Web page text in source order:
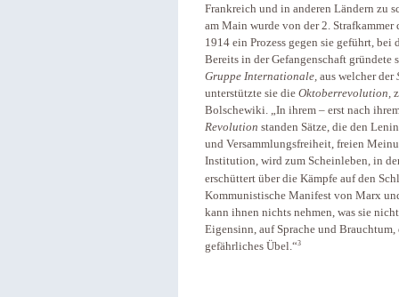
Frankreich und in anderen Ländern zu
am Main wurde von der 2.
1914 ein Prozess gegen sie geführt,
Bereits in der Gefangenschaft
Gruppe Internationale, aus welcher der
unterstützte sie die Oktoberrevolution,
Bolschewiki. „In ihrem – erst nach
Revolution standen Sätze, die den
und Versammlungsfreiheit, freien
Institution, wird zum Scheinleben, in
erschüttert über die Kämpfe auf den
Kommunistische Manifest von Marx
kann ihnen nichts nehmen, was sie
Eigensinn, auf Sprache und
gefährliches Übel.“3